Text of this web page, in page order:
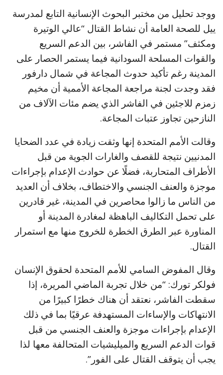
ووجد تحليل من مختبر البحوث الإنسانية التابع لمدرسة
ييل للصحة العامة أن نشاط القتال “عالي الوتيرة
ومكثف” مستمر في الفاشر، بين الدعم السريع
والقوات المسلحة السودانية فيما يستمر الحصار على
المدينة رغم تأكيد حدوث المجاعة في شمال دارفور
فقد وجدت لجنة مراجعة المجاعة الأممية أن مخيم
زمزم للاجئين في الفاشر الذي يضم مئات الآلاف من
النازحين تجاوز عتبات المجاعة.
وقالت الأمم المتحدة إنها وثقت زيادة في عدد الضحايا
المدنيين نتيجة للقصف والغارات الجوية من قبل
الأطراف المتحاربة، فضلًا عن حوادث الإعدام بإجراءات
موجزة والعنف الجنسي والاختطاف، بخلاف أن العديد
من الناس ما زالوا محاصرين في المدينة، غير قادرين
على تحمل التكاليف الباهظة لمغادرة المدينة أو
المناورة عبر الطرق الخطرة للخروج منها مع استمرار
القتال.
وقال المفوض السامي للأمم المتحدة لحقوق الإنسان
فولكر تورك: “من خلال تجربة الماضي المريرة، إذا
سقطت الفاشر، نعتقد أن هناك خطرًا كبيرًا من
الانتهاكات والإساءات المستهدفة عرقيًا بما في ذلك
الإعدام بإجراءات موجزة والعنف الجنسي من قبل
قوات الدعم السريع والميليشيات المتحالفة معها لذا
يجب أن يتوقف القتال على الفور”.